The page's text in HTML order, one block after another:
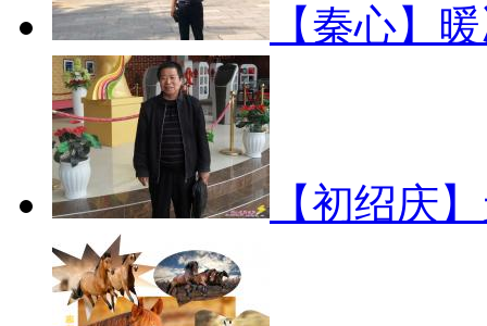
【秦心】
【初绍庆